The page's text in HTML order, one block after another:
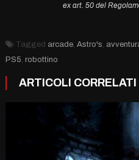
ex art. 50 del
Tagged arcade, Astro's
PS5 robottino
ARTICOLI CORRELATI